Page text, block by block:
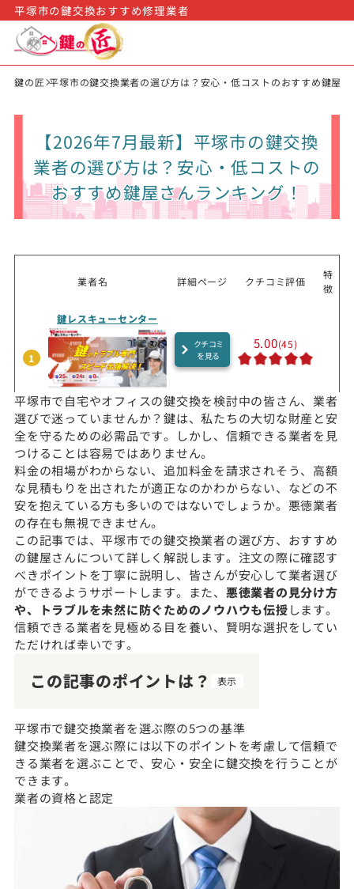
平塚市の鍵交換おすすめ修理業者
鍵の匠 平塚市の鍵交換業者の選び方は？安心・低コストのおすすめ鍵屋
【2026年7月最新】平塚市の鍵交換
業者の選び方は？安心・低コストの
おすすめ鍵屋さんランキング！
業者名 詳細ページ クチコミ評価
特
徴
1
鍵レスキューセンター
クチコミ
を見る
5.00(45)
平塚市で自宅やオフィスの鍵交換を検討中の皆さん、業者
選びで迷っていませんか？鍵は、私たちの大切な財産と安
全を守るための必需品です。しかし、信頼できる業者を見
つけることは容易ではありません。
料金の相場がわからない、追加料金を請求されそう、高額
な見積もりを出されたが適正なのかわからない、などの不
安を抱えている方も多いのではないでしょうか。悪徳業者
の存在も無視できません。
この記事では、平塚市での鍵交換業者の選び方、おすすめ
の鍵屋さんについて詳しく解説します。注文の際に確認す
べきポイントを丁寧に説明し、皆さんが安心して業者選び
ができるようサポートします。また、 悪徳業者の見分け方
や、トラブルを未然に防ぐためのノウハウも伝授します。
信頼できる業者を見極める目を養い、賢明な選択をしてい
ただければ幸いです。
この記事のポイントは？ 表示
平塚市で鍵交換業者を選ぶ際の5つの基準
鍵交換業者を選ぶ際には以下のポイントを考慮して信頼で
きる業者を選ぶことで、安心・安全に鍵交換を行うことが
できます。
業者の資格と認定